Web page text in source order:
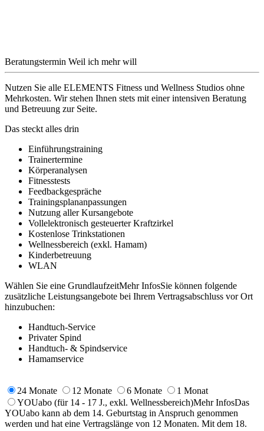
Beratungstermin Weil ich mehr will
Nutzen Sie alle ELEMENTS Fitness und Wellness Studios ohne
Mehrkosten. Wir stehen Ihnen stets mit einer intensiven Beratung
und Betreuung zur Seite.
Das steckt alles drin
Einführungstraining
Trainertermine
Körperanalysen
Fitnesstests
Feedbackgespräche
Trainingsplananpassungen
Nutzung aller Kursangebote
Vollelektronisch gesteuerter Kraftzirkel
Kostenlose Trinkstationen
Wellnessbereich (exkl. Hamam)
Kinderbetreuung
WLAN
Wählen Sie eine GrundlaufzeitMehr InfosSie können folgende
zusätzliche Leistungsangebote bei Ihrem Vertragsabschluss vor Ort
hinzubuchen:
Handtuch-Service
Privater Spind
Handtuch- & Spindservice
Hamamservice
24 Monate 12 Monate 6 Monate
1 Monat
YOUabo (für 14 - 17 J., exkl. Wellnessbereich)Mehr InfosDas
YOUabo kann ab dem 14. Geburtstag in Anspruch genommen
werden und hat eine Vertragslänge von 12 Monaten. Mit dem 18.